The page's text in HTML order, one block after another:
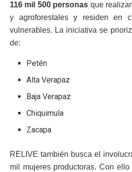
116 mil 500 personas que
y agroforestales y residen en
vulnerables. La iniciativa se
de:
Petén
Alta Verapaz
Baja Verapaz
Chiquimula
Zacapa
RELIVE también busca el
mil mujeres productoras. Con